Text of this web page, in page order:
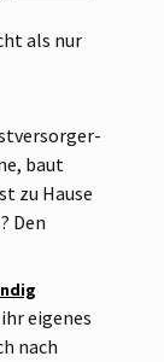
als nur
baut
zu Hause
Den
eigenes
nach